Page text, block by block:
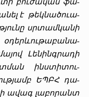
է թեկ­նա­ծո­ւա­
սրտամ­կա­նի
օ­դեր­ևու­թա­բա­նա­
Լե­նինգ­րա­դի
ինս­տի­տու­
ԵՊԲՀ
դա­
ա­վագ լա­բո­րանտ